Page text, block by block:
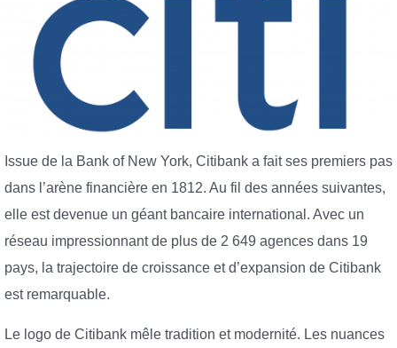
Issue de la Bank of New York, Citibank a fait ses premiers pas
dans l’arène financière en 1812. Au fil des années suivantes,
elle est devenue un géant bancaire international. Avec un
réseau impressionnant de plus de 2 649 agences dans 19
pays, la trajectoire de croissance et d’expansion de Citibank
est remarquable.
Le logo de Citibank mêle tradition et modernité. Les nuances